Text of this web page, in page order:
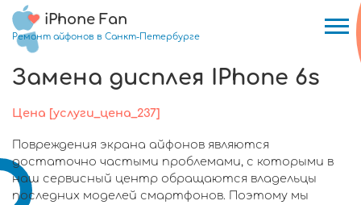
iPhone Fan
Ремонт айфонов в Санкт-Петербурге
Замена дисплея IPhone 6s
Цена [услуги_цена_237]
Повреждения экрана айфонов являются
достаточно частыми проблемами, с которыми в
наш сервисный центр обращаются владельцы
последних моделей смартфонов. Поэтому мы